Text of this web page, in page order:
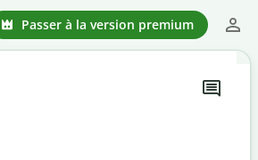
Passer à la version premium